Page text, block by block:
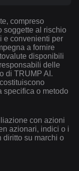
compreso
soggette al rischio
e convenienti per
a fornire
disponibili
delle
di TRUMP AI.
specifica o metodo
con azioni
azionari, indici o i
diritto su marchi o